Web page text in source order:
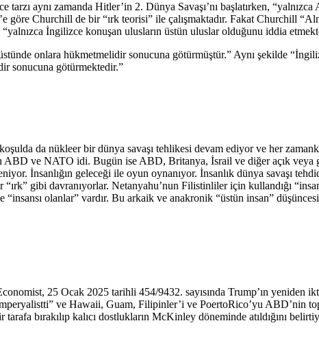
aynı zamanda Hitler’in 2. Dünya Savaşı’nı başlatırken,
Churchill de bir “ırk teorisi” ile çalışmaktadır. Fakat Churchill
İngilizce konuşan ulusların üstün uluslar olduğunu iddia
onlara hükmetmelidir sonucuna götürmüştür.” Aynı şekilde
sonucuna götürmektedir.”
da nükleer bir dünya savaşı tehlikesi devam ediyor ve her
ABD ve NATO idi. Bugün ise ABD, Britanya, İsrail ve diğer açık
İnsanlığın geleceği ile oyun oynanıyor. İnsanlık dünya savaşı
gibi davranıyorlar. Netanyahu’nun Filistinliler için kullandığı
olanlar” vardır. Bu arkaik ve anakronik “üstün insan”
25 Ocak 2025 tarihli 454/9432. sayısında Trump’ın yeniden
ve Hawaii, Guam, Filipinler’i ve PoertoRico’yu ABD’nin
bırakılıp kalıcı dostlukların McKinley döneminde atıldığını